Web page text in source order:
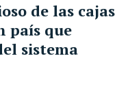
de las cajas
país que
sistema